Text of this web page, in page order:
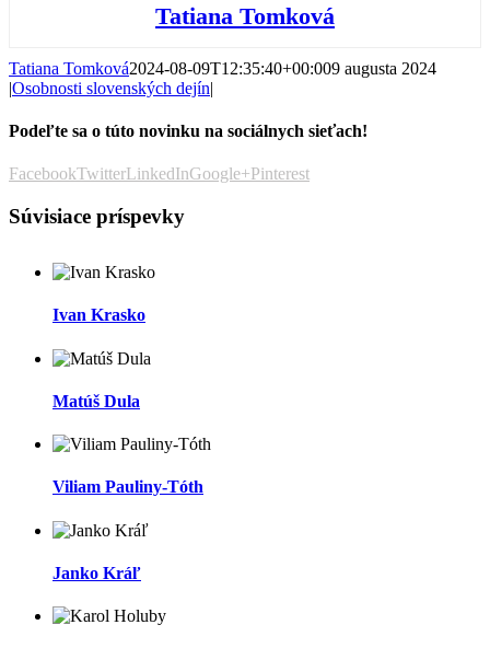
Tatiana Tomková
Tatiana Tomková2024-08-09T12:35:40+00:009 augusta 2024
|Osobnosti slovenských dejín|
Podeľte sa o túto novinku na sociálnych sieťach!
FacebookTwitterLinkedInGoogle+Pinterest
Súvisiace príspevky
Ivan Krasko
Matúš Dula
Viliam Pauliny-Tóth
Janko Kráľ